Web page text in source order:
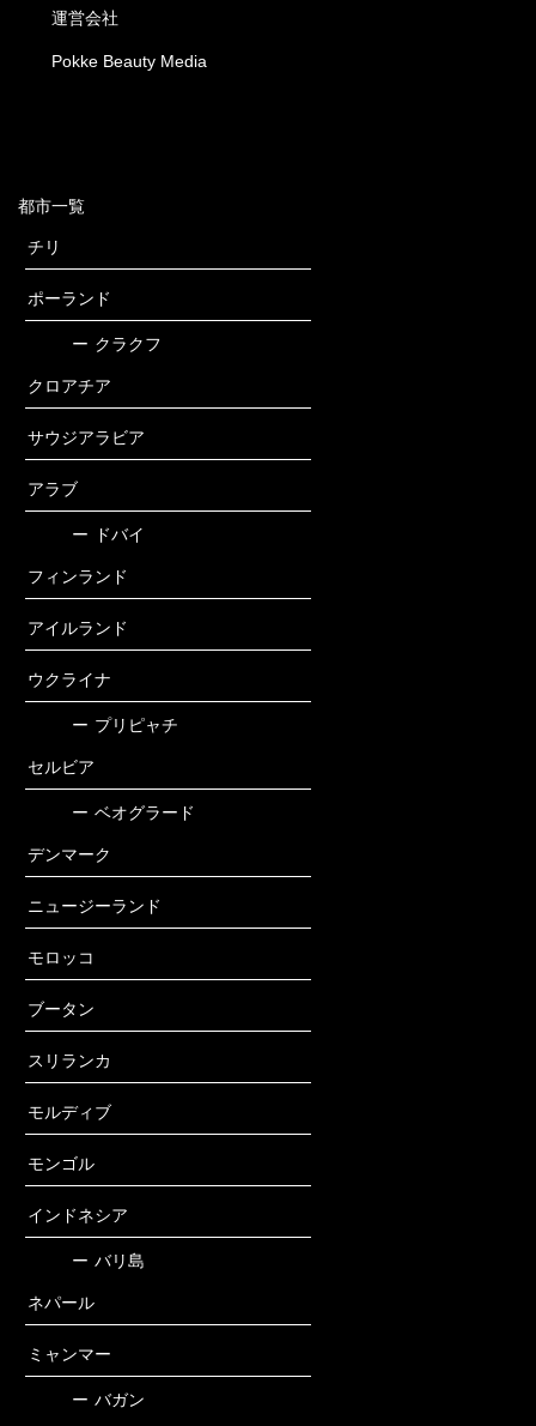
運営会社
Pokke Beauty Media
都市一覧
チリ
ポーランド
ー クラクフ
クロアチア
サウジアラビア
アラブ
ー ドバイ
フィンランド
アイルランド
ウクライナ
ー プリピャチ
セルビア
ー ベオグラード
デンマーク
ニュージーランド
モロッコ
ブータン
スリランカ
モルディブ
モンゴル
インドネシア
ー バリ島
ネパール
ミャンマー
ー バガン